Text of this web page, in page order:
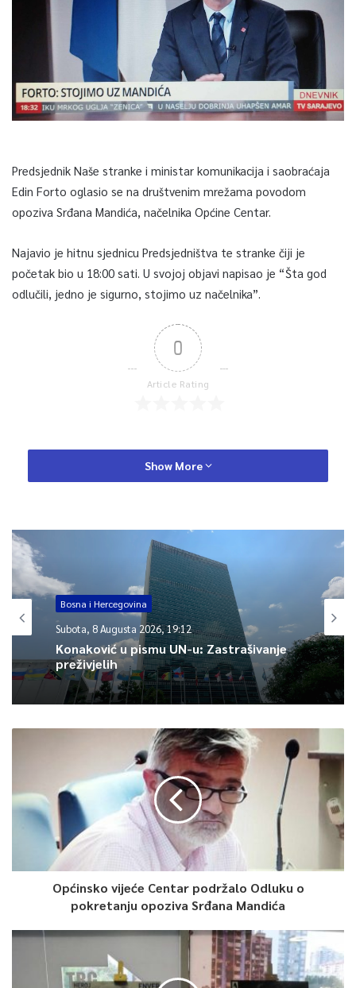
Predsjednik Naše stranke i ministar komunikacija i saobraćaja
Edin Forto oglasio se na društvenim mrežama povodom
opoziva Srđana Mandića, načelnika Općine Centar.
Najavio je hitnu sjednicu Predsjedništva te stranke čiji je
početak bio u 18:00 sati. U svojoj objavi napisao je “Šta god
odlučili, jedno je sigurno, stojimo uz načelnika”.
0
Article Rating
Show More
Bosna i Hercegovina
Subota, 8 Augusta 2026, 19:12
Konaković u pismu UN-u: Zastrašivanje
preživjelih
Općinsko vijeće Centar podržalo Odluku o
pokretanju opoziva Srđana Mandića